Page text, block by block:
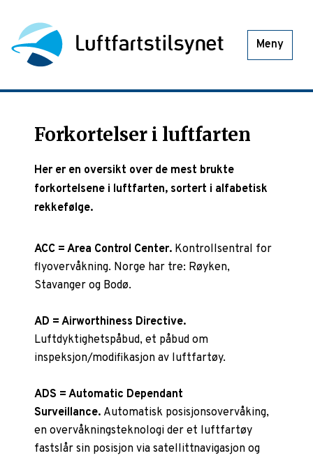
Meny
Forkortelser i luftfarten
Her er en oversikt over de mest brukte
forkortelsene i luftfarten, sortert i alfabetisk
rekkefølge.
ACC = Area Control Center. Kontrollsentral for
flyovervåkning. Norge har tre: Røyken,
Stavanger og Bodø.
AD = Airworthiness Directive.
Luftdyktighetspåbud, et påbud om
inspeksjon/modifikasjon av luftfartøy.
ADS = Automatic Dependant
Surveillance. Automatisk posisjonsovervåking,
en overvåkningsteknologi der et luftfartøy
fastslår sin posisjon via satellittnavigasjon og